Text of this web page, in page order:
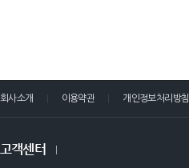
회사소개 이용약관 개인정보처리방침
고객센터